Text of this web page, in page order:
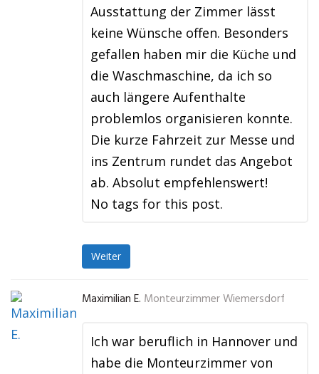
Ausstattung der Zimmer lässt
keine Wünsche offen. Besonders
gefallen haben mir die Küche und
die Waschmaschine, da ich so
auch längere Aufenthalte
problemlos organisieren konnte.
Die kurze Fahrzeit zur Messe und
ins Zentrum rundet das Angebot
ab. Absolut empfehlenswert!
No tags for this post.
Weiter
Maximilian E. Monteurzimmer Wiemersdorf
Ich war beruflich in Hannover und
habe die Monteurzimmer von